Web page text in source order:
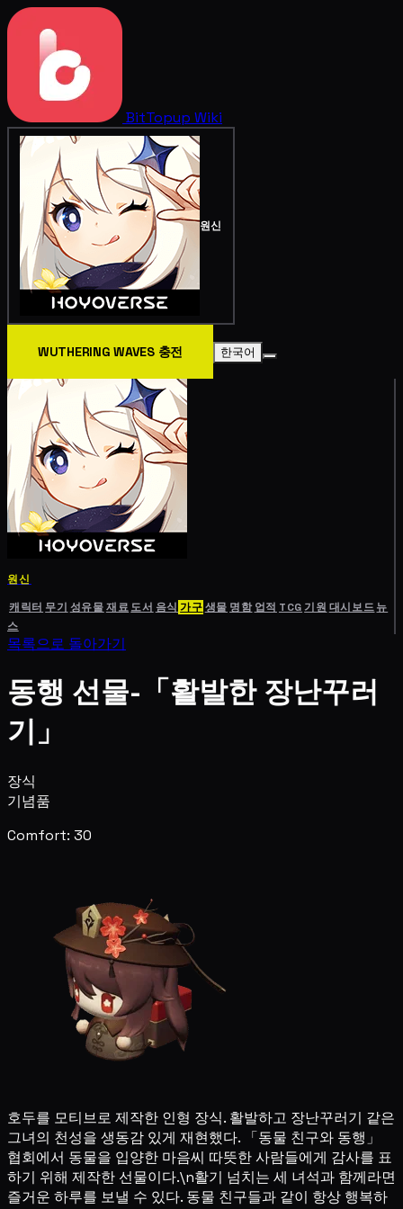
BitTopup Wiki
원신
WUTHERING WAVES 충전 한국어
원신
캐릭터 무기 성유물재료도서 음식 가구생물 명함 업적 TCG기원 대시보드뉴
스
목록으로 돌아가기
동행 선물-「활발한 장난꾸러
기」
장식
기념품
Comfort: 30
호두를 모티브로 제작한 인형 장식. 활발하고 장난꾸러기 같은
그녀의 천성을 생동감 있게 재현했다. 「동물 친구와 동행」
협회에서 동물을 입양한 마음씨 따뜻한 사람들에게 감사를 표
하기 위해 제작한 선물이다.\n활기 넘치는 세 녀석과 함께라면
즐거운 하루를 보낼 수 있다. 동물 친구들과 같이 항상 행복하